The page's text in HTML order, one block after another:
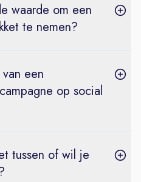
waarde om een
te nemen?
een
op social
tussen of wil je